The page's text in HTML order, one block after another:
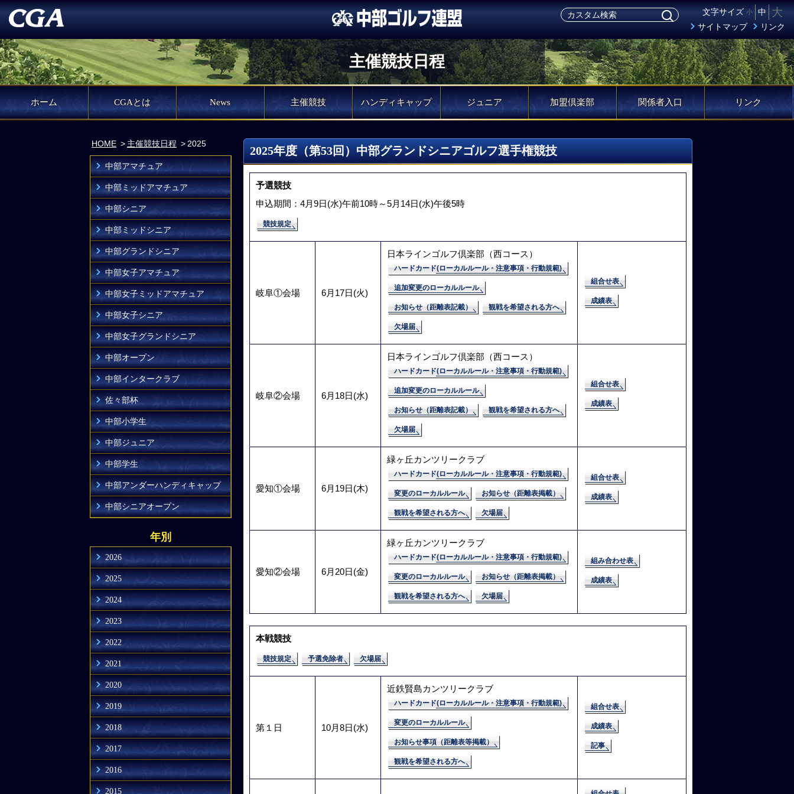
文字サイズ 小 中 大
サイトマップ リンク
主催競技日程
ホーム CGAとは News 主催競技 ハンディキャップ ジュニア 加盟倶楽部 関係者入口 リンク
HOME 主催競技日程 2025
中部アマチュア
中部ミッドアマチュア
中部シニア
中部ミッドシニア
中部グランドシニア
中部女子アマチュア
中部女子ミッドアマチュア
中部女子シニア
中部女子グランドシニア
中部オープン
中部インタークラブ
佐々部杯
中部小学生
中部ジュニア
中部学生
中部アンダーハンディキャップ
中部シニアオープン
年別
2026
2025
2024
2023
2022
2021
2020
2019
2018
2017
2016
2015
2025年度（第53回）中部グランドシニアゴルフ選手権競技
予選競技
申込期間：4月9日(水)午前10時～5月14日(水)午後5時
競技規定
岐阜①会場 6月17日(火)
日本ラインゴルフ倶楽部（西コース）
ハードカード(ローカルルール・注意事項・行動規範)
追加変更のローカルルール
お知らせ（距離表記載） 観戦を希望される方へ
欠場届
組合せ表
成績表
岐阜②会場 6月18日(水)
日本ラインゴルフ倶楽部（西コース）
ハードカード(ローカルルール・注意事項・行動規範)
追加変更のローカルルール
お知らせ（距離表記載） 観戦を希望される方へ
欠場届
組合せ表
成績表
愛知①会場 6月19日(木)
緑ヶ丘カンツリークラブ
ハードカード(ローカルルール・注意事項・行動規範)
変更のローカルルール お知らせ（距離表掲載）
観戦を希望される方へ 欠場届
組合せ表
成績表
愛知②会場 6月20日(金)
緑ヶ丘カンツリークラブ
ハードカード(ローカルルール・注意事項・行動規範)
変更のローカルルール お知らせ（距離表掲載）
観戦を希望される方へ 欠場届
組み合わせ表
成績表
本戦競技
競技規定 予選免除者 欠場届
第１日 10月8日(水)
近鉄賢島カンツリークラブ
ハードカード(ローカルルール・注意事項・行動規範)
変更のローカルルール
お知らせ事項（距離表等掲載）
観戦を希望される方へ
組合せ表
成績表
記事